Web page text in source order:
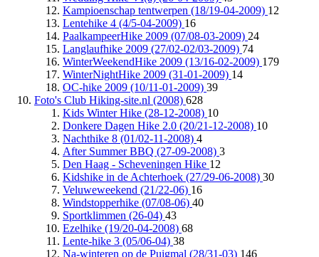
Kampioenschap tentwerpen (18/19-04-2009) 12
Lentehike 4 (4/5-04-2009) 16
PaalkampeerHike 2009 (07/08-03-2009) 24
Langlaufhike 2009 (27/02-02/03-2009) 74
WinterWeekendHike 2009 (13/16-02-2009) 179
WinterNightHike 2009 (31-01-2009) 14
OC-hike 2009 (10/11-01-2009) 39
Foto's Club Hiking-site.nl (2008) 628
Kids Winter Hike (28-12-2008) 10
Donkere Dagen Hike 2.0 (20/21-12-2008) 10
Nachthike 8 (01/02-11-2008) 4
After Summer BBQ (27-09-2008) 3
Den Haag - Scheveningen Hike 12
Kidshike in de Achterhoek (27/29-06-2008) 30
Veluweweekend (21/22-06) 16
Windstopperhike (07/08-06) 40
Sportklimmen (26-04) 43
Ezelhike (19/20-04-2008) 68
Lente-hike 3 (05/06-04) 38
Na-winteren op de Puigmal (28/31-03) 146